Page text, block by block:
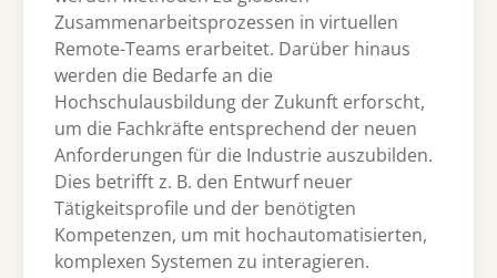
Zusammenarbeitsprozessen in virtuellen
Remote-Teams erarbeitet. Darüber hinaus
werden die Bedarfe an die
Hochschulausbildung der Zukunft erforscht,
um die Fachkräfte entsprechend der neuen
Anforderungen für die Industrie auszubilden.
Dies betrifft z. B. den Entwurf neuer
Tätigkeitsprofile und der benötigten
Kompetenzen, um mit hochautomatisierten,
komplexen Systemen zu interagieren.